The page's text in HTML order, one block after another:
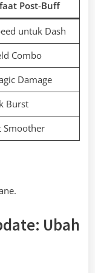
Post-Buff
untuk Dash
Combo
Damage
Burst
Smoother
Ubah